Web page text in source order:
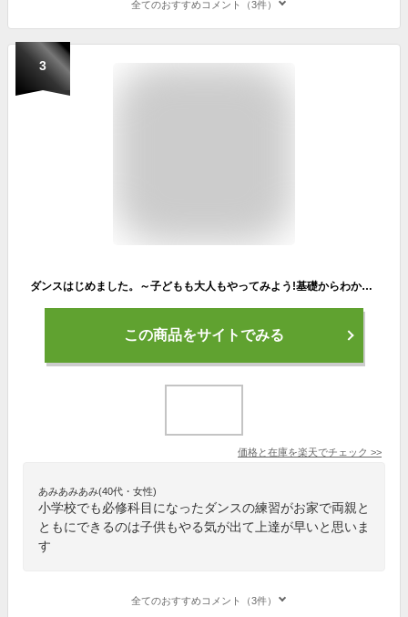
全てのおすすめコメント（3件）
3
ダンスはじめました。～子どもも大人もやってみよう!基礎からわかるHip Hop!～ [ ダンスはじめました。キッズダンサーズ ]
この商品をサイトでみる
価格と在庫を楽天でチェック >>
あみあみあみ(40代・女性)
小学校でも必修科目になったダンスの練習がお家で両親と
ともにできるのは子供もやる気が出て上達が早いと思いま
す
全てのおすすめコメント（3件）